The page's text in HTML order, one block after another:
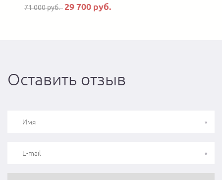
71 000 руб. 29 700 руб.
Оставить отзыв